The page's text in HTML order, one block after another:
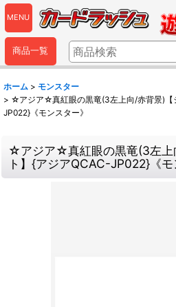
MENU
商品一覧
ホーム > モンスター
> ☆アジア☆真紅眼の黒竜(3左上向/赤背景)【
JP022}《モンスター》
☆アジア☆真紅眼の黒竜(3左上
ト】{アジアQCAC-JP022}《モ